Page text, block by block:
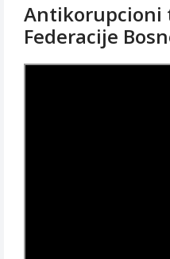
Antikorupcioni
Federacije